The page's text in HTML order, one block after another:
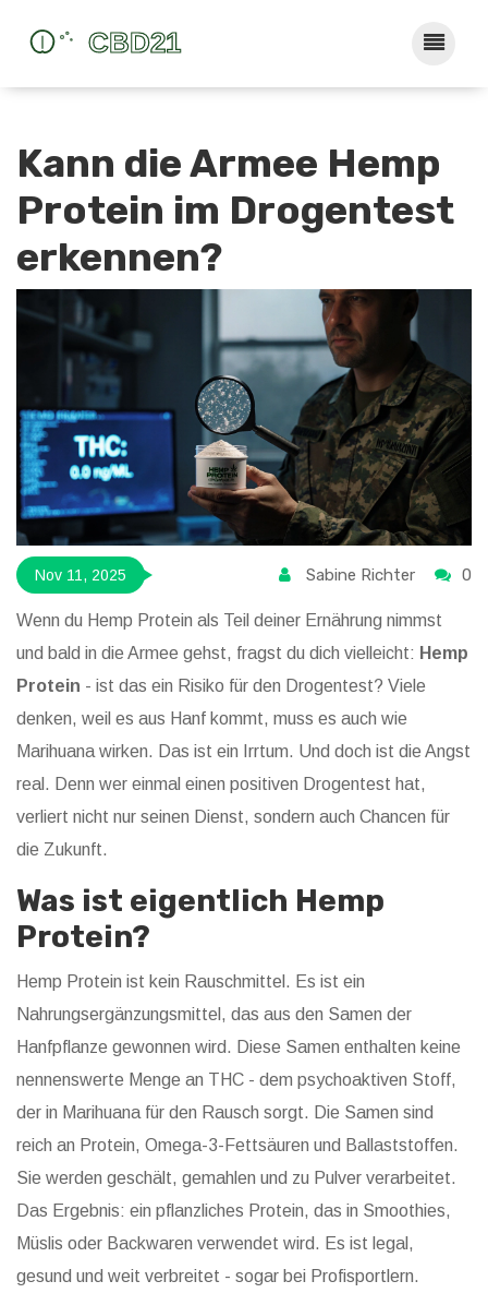
Kann die Armee Hemp
Protein im Drogentest
erkennen?
Nov 11, 2025 Sabine Richter 0
Wenn du Hemp Protein als Teil deiner Ernährung nimmst
und bald in die Armee gehst, fragst du dich vielleicht: Hemp
Protein - ist das ein Risiko für den Drogentest? Viele
denken, weil es aus Hanf kommt, muss es auch wie
Marihuana wirken. Das ist ein Irrtum. Und doch ist die Angst
real. Denn wer einmal einen positiven Drogentest hat,
verliert nicht nur seinen Dienst, sondern auch Chancen für
die Zukunft.
Was ist eigentlich Hemp
Protein?
Hemp Protein ist kein Rauschmittel. Es ist ein
Nahrungsergänzungsmittel, das aus den Samen der
Hanfpflanze gewonnen wird. Diese Samen enthalten keine
nennenswerte Menge an THC - dem psychoaktiven Stoff,
der in Marihuana für den Rausch sorgt. Die Samen sind
reich an Protein, Omega-3-Fettsäuren und Ballaststoffen.
Sie werden geschält, gemahlen und zu Pulver verarbeitet.
Das Ergebnis: ein pflanzliches Protein, das in Smoothies,
Müslis oder Backwaren verwendet wird. Es ist legal,
gesund und weit verbreitet - sogar bei Profisportlern.